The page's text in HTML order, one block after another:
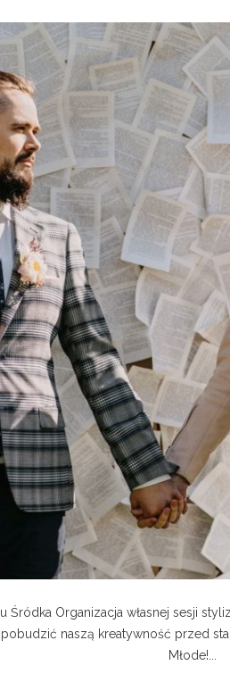
Śródka Organizacja własnej sesji
naszą kreatywność przed
Młode!...